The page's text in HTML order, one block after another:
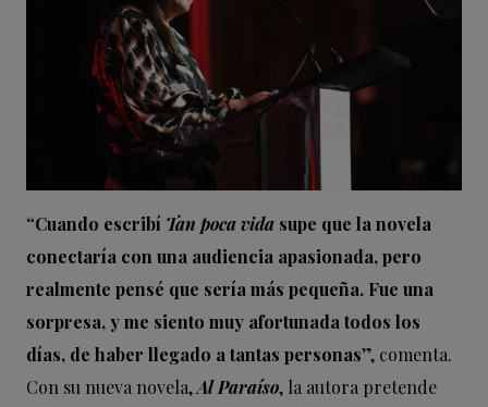
“Cuando escribí Tan poca vida supe que la novela
conectaría con una audiencia apasionada, pero
realmente pensé que sería más pequeña. Fue una
sorpresa, y me siento muy afortunada todos los
días, de haber llegado a tantas personas”, comenta.
Con su nueva novela,Al Paraíso, la autora pretende